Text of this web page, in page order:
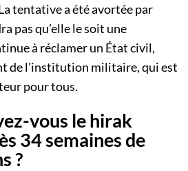
tentative a été avortée par
pas qu’elle le soit une
à réclamer un État civil,
de l’institution militaire, qui est
pour tous.
vous le hirak
34 semaines de
?